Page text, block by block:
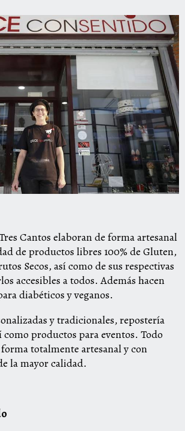
Cantos elaboran de forma artesanal
de productos libres 100% de Gluten,
Secos, así como de sus respectivas
accesibles a todos. Además hacen
diabéticos y veganos.
y tradicionales, repostería
como productos para eventos. Todo
totalmente artesanal y con
la mayor calidad.